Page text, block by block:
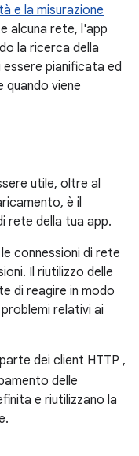
e la misurazione
alcuna rete, l'app
la ricerca della
pianificata ed
viene
utile, oltre al
è il
rete della tua app.
connessioni di rete
Il riutilizzo delle
di reagire in modo
relativi ai
dei client HTTP ,
delle
e riutilizzano la